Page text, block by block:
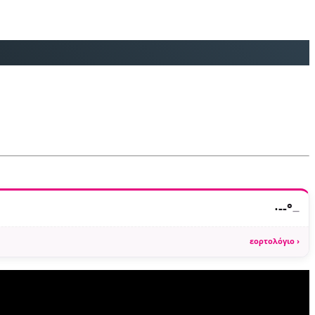
·--°—
εορτολόγιο ›